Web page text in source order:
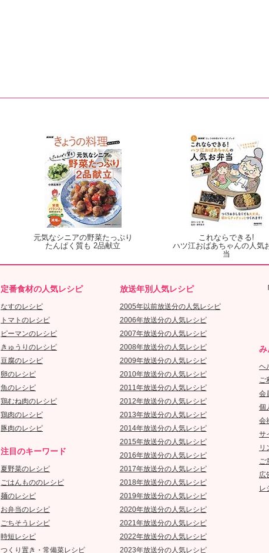
元気なシニアの野菜たっぷり
たんぱく質も 2品献立
これならできる!
ハツ江おばあちゃんの人気
当
定番食材の人気レシピ
なすのレシピ
トマトのレシピ
ピーマンのレシピ
きゅうりのレシピ
豆腐のレシピ
卵のレシピ
魚のレシピ
鶏むね肉のレシピ
鶏肉のレシピ
豚肉のレシピ
注目のキーワード
夏野菜のレシピ
ごはんもののレシピ
麺のレシピ
お弁当のレシピ
ごちそうレシピ
時短レシピ
つくり置き・常備菜レシピ
放送年別人気レシピ
2005年以前放送分の人気レシピ
2006年放送分の人気レシピ
2007年放送分の人気レシピ
2008年放送分の人気レシピ
2009年放送分の人気レシピ
2010年放送分の人気レシピ
2011年放送分の人気レシピ
2012年放送分の人気レシピ
2013年放送分の人気レシピ
2014年放送分の人気レシピ
2015年放送分の人気レシピ
2016年放送分の人気レシピ
2017年放送分の人気レシピ
2018年放送分の人気レシピ
2019年放送分の人気レシピ
2020年放送分の人気レシピ
2021年放送分の人気レシピ
2022年放送分の人気レシピ
2023年放送分の人気レシピ
み
ヘ
ご
会
個
会
サ
リ
ご
広
レ